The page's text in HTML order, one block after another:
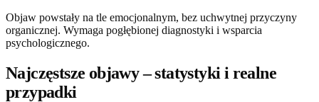
Objaw powstały na tle emocjonalnym, bez uchwytnej przyczyny
organicznej. Wymaga pogłębionej diagnostyki i wsparcia
psychologicznego.
Najczęstsze objawy – statystyki i realne
przypadki